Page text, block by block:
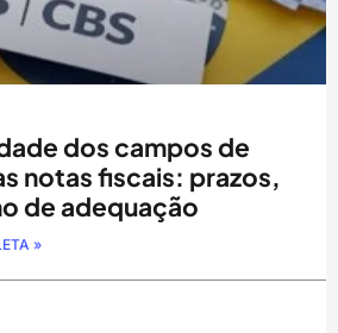
dos campos de
notas fiscais: prazos,
de adequação
»